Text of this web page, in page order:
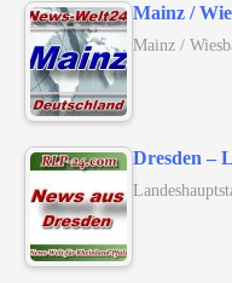
Mainz /
Mainz /
Dresden –